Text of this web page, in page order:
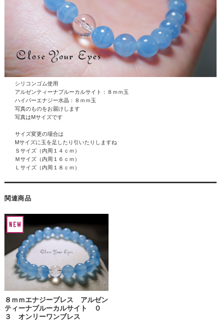
シリコンゴム使用
アルゼンティーナブルーカルサイト：８ｍｍ玉
ハイパーエナジー水晶 ：８ｍｍ玉
写真のものをお届けします
写真はMサイズです
サイズ変更の場合は
Mサイズに玉を足したり引いたりしますね
Ｓサイズ（内周１４ｃｍ）
Ｍサイズ（内周１６ｃｍ）
Ｌサイズ（内周１８ｃｍ）
関連商品
８ｍｍエナジーブレス アルゼン
ティーナブルーカルサイト ０
３ オンリーワンブレス